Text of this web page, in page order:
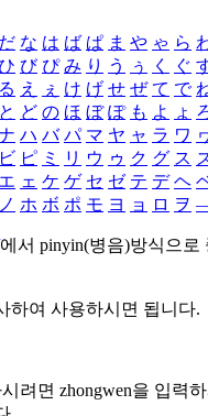
だ な は ば ぱ ま や ゃ ら
び ぴ み り う ぅ く ぐ
る え ぇ け げ せ ぜ て で
と ど の ほ ぼ ぽ も よ ょ
ハ バ パ マ ヤ ャ ラ ワ
ビ ピ ミ リ ウ ゥ ク グ ス
エ ェ ケ ゲ セ ゼ テ デ ヘ
ノ ホ ボ ポ モ ヨ ョ ロ ヲ
에서 pinyin(병음)방식으로
하여 사용하시면 됩니다.
려면 zhongwen을 입력